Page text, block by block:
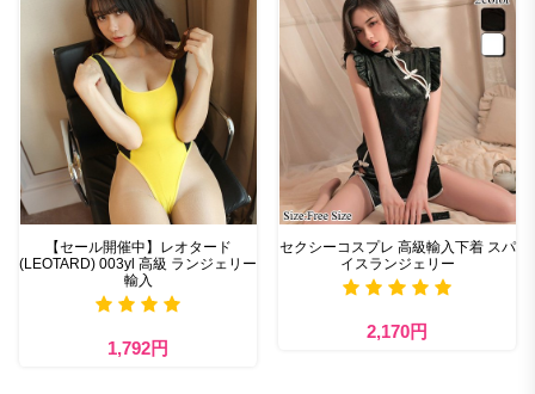
【セール開催中】レオタード
(LEOTARD) 003yl 高級 ランジェリー
輸入
1,792円
セクシーコスプレ 高級輸入下着 スパ
イスランジェリー
2,170円